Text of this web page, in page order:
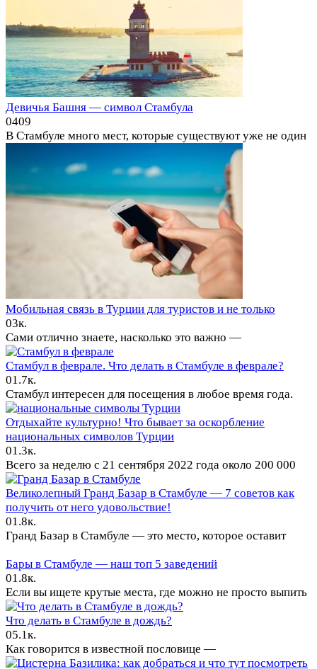
Девичья Башня — символ Стамбула
0409
В Стамбуле много мест, которые существуют уже не один
Мобильная связь в Турции для туристов и не только
03к.
Сами отлично знаете, насколько это важно —
Стамбул в феврале. Что делать в Стамбуле в феврале?
01.7к.
Стамбул интересен для посещения в любое время года.
Отдыхайте культурно! Что бывает за оскорбление
национальных символов Турции
01.3к.
Всего за неделю с 21 сентября 2022 года около 200 000
Великолепный Гранд Базар в Стамбуле — 7 советов как
получить от него удовольствие!
01.8к.
Гранд Базар в Стамбуле — это место, которое оставит
Бары в Стамбуле — наш топ 5 заведений
01.8к.
Если вы ищете крутые места, где можно не просто выпить
Что делать в Стамбуле в дождь?
05.1к.
Как говорится в известной пословице —